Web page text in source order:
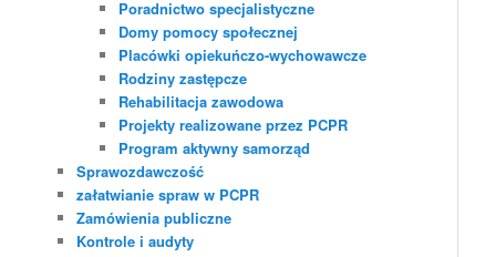
Poradnictwo specjalistyczne
Domy pomocy społecznej
Placówki opiekuńczo-wychowawcze
Rodziny zastępcze
Rehabilitacja zawodowa
Projekty realizowane przez PCPR
Program aktywny samorząd
Sprawozdawczość
załatwianie spraw w PCPR
Zamówienia publiczne
Kontrole i audyty